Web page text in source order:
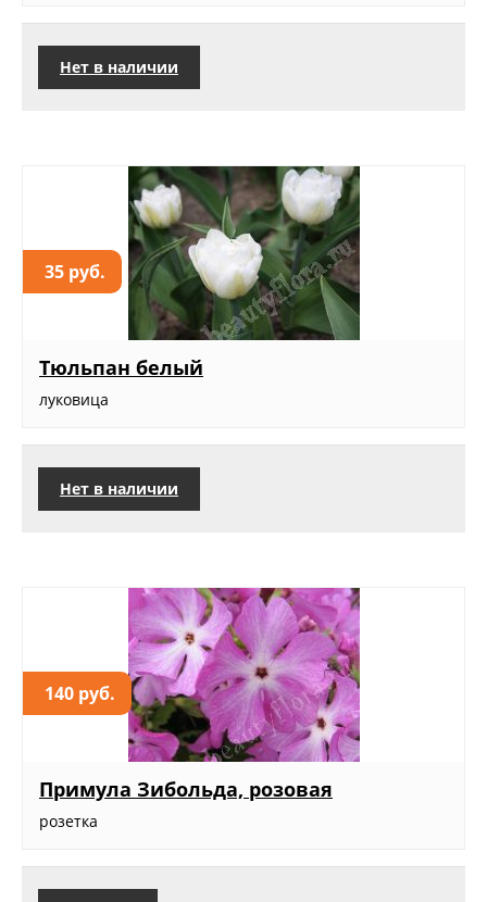
Нет в наличии
35 руб.
Тюльпан белый
луковица
Нет в наличии
140 руб.
Примула Зибольда, розовая
розетка